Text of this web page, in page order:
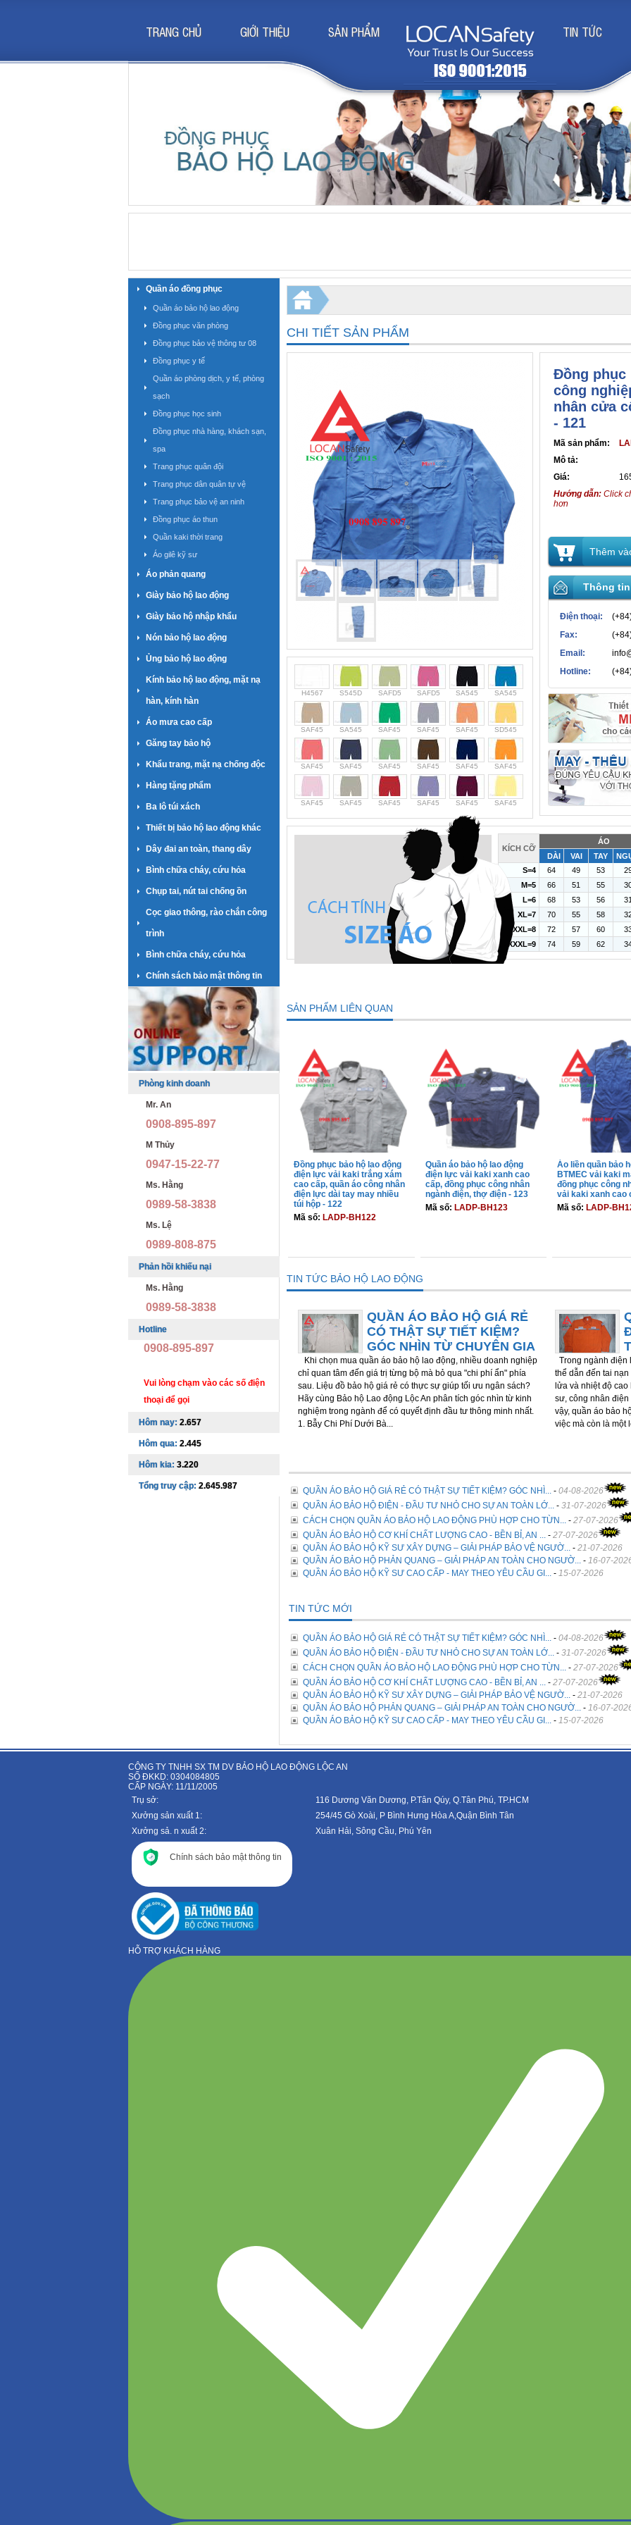
TRANG CHỦ GIỚI THIỆU SẢN PHẨM TIN TỨC
CHI TIẾT SẢN PHẨM
H4567 S545D SAFD5 SAFD5 SA545 SA545
SAF45 SA545 SAF45 SAF45 SAF45 SD545
SAF45 SAF45 SAF45 SAF45 SAF45 SAF45
SAF45 SAF45 SAF45 SAF45 SAF45 SAF45
Đồng phục
công
nhân cửa
- 121
Mã sản phẩm:
Mô tả:
Giá:
Hướng dẫn: Click
hơn
Thêm
Thông
Điện thoại:
Fax:
Email:
Hotline:
KÍCH CỠ
ÁO
DÀI
VAI TAY
S=4
64 49 53
M=5
66 51 55
L=6
68 53 56
XL=7
70 55 58
XXL=8
72 57 60
XXXL=9
74 59 62
SẢN PHẨM LIÊN QUAN
Đồng phục bảo hộ lao động
điện lực vải kaki trắng xám
cao cấp, quần áo công nhân
điện lực dài tay may nhiều
túi hộp - 122
Mã số: LADP-BH122
Quần áo bảo hộ lao động
điện lực vải kaki xanh cao
cấp, đồng phục công nhân
ngành điện, thợ điện - 123
Mã số: LADP-BH123
Áo liền quần bảo
BTMEC vải kaki
đồng phục công
vải kaki xanh cao
Mã số: LADP-
TIN TỨC BẢO HỘ LAO ĐỘNG
QUẦN ÁO BẢO HỘ GIÁ RẺ
CÓ THẬT SỰ TIẾT KIỆM?
GÓC NHÌN TỪ CHUYÊN GIA
Khi chọn mua quần áo bảo hộ lao động, nhiều doanh nghiệp
chỉ quan tâm đến giá trị từng bộ mà bỏ qua "chi phí ẩn" phía
sau. Liệu đồ bảo hộ giá rẻ có thực sự giúp tối ưu ngân sách?
Hãy cùng Bảo hộ Lao động Lộc An phân tích góc nhìn từ kinh
nghiệm trong ngành để có quyết định đầu tư thông minh nhất.
1. Bẫy Chi Phí Dưới Bà...
Trong ngành điện
thể dẫn đến tai
lửa và nhiệt độ
sư, công nhân
vậy, quần áo bảo
việc mà còn là một
QUẦN ÁO BẢO HỘ GIÁ RẺ CÓ THẬT SỰ TIẾT KIỆM? GÓC NHÌ... - 04-08-2026
QUẦN ÁO BẢO HỘ ĐIỆN - ĐẦU TƯ NHỎ CHO SỰ AN TOÀN LỚ... - 31-07-2026
CÁCH CHỌN QUẦN ÁO BẢO HỘ LAO ĐỘNG PHÙ HỢP CHO TỪN... - 27-07-2026
QUẦN ÁO BẢO HỘ CƠ KHÍ CHẤT LƯỢNG CAO - BỀN BỈ, AN ... - 27-07-2026
QUẦN ÁO BẢO HỘ KỸ SƯ XÂY DỰNG – GIẢI PHÁP BẢO VỆ NGƯỜ... - 21-07-2026
QUẦN ÁO BẢO HỘ PHẢN QUANG – GIẢI PHÁP AN TOÀN CHO NGƯỜ... - 16-07-
QUẦN ÁO BẢO HỘ KỸ SƯ CAO CẤP - MAY THEO YÊU CẦU GI... - 15-07-2026
TIN TỨC MỚI
QUẦN ÁO BẢO HỘ GIÁ RẺ CÓ THẬT SỰ TIẾT KIỆM? GÓC NHÌ... - 04-08-2026
QUẦN ÁO BẢO HỘ ĐIỆN - ĐẦU TƯ NHỎ CHO SỰ AN TOÀN LỚ... - 31-07-2026
CÁCH CHỌN QUẦN ÁO BẢO HỘ LAO ĐỘNG PHÙ HỢP CHO TỪN... - 27-07-2026
QUẦN ÁO BẢO HỘ CƠ KHÍ CHẤT LƯỢNG CAO - BỀN BỈ, AN ... - 27-07-2026
QUẦN ÁO BẢO HỘ KỸ SƯ XÂY DỰNG – GIẢI PHÁP BẢO VỆ NGƯỜ... - 21-07-2026
QUẦN ÁO BẢO HỘ PHẢN QUANG – GIẢI PHÁP AN TOÀN CHO NGƯỜ... - 16-07-
QUẦN ÁO BẢO HỘ KỸ SƯ CAO CẤP - MAY THEO YÊU CẦU GI... - 15-07-2026
Quần áo đồng phục
Quần áo bảo hộ lao động
Đồng phục văn phòng
Đồng phục bảo vệ thông tư 08
Đồng phục y tế
Quần áo phòng dịch, y tế, phòng
sạch
Đồng phục học sinh
Đồng phục nhà hàng, khách sạn,
spa
Trang phục quân đội
Trang phục dân quân tự vệ
Trang phục bảo vệ an ninh
Đồng phục áo thun
Quần kaki thời trang
Áo gilê kỹ sư
Áo phản quang
Giày bảo hộ lao động
Giày bảo hộ nhập khẩu
Nón bảo hộ lao động
Ủng bảo hộ lao động
Kính bảo hộ lao động, mặt nạ
hàn, kính hàn
Áo mưa cao cấp
Găng tay bảo hộ
Khẩu trang, mặt nạ chống độc
Hàng tặng phẩm
Ba lô túi xách
Thiết bị bảo hộ lao động khác
Dây đai an toàn, thang dây
Bình chữa cháy, cứu hỏa
Chụp tai, nút tai chống ồn
Cọc giao thông, rào chắn công
trình
Bình chữa cháy, cứu hỏa
Chính sách bảo mật thông tin
Phòng kinh doanh
Mr. An
0908-895-897
M Thủy
0947-15-22-77
Ms. Hằng
0989-58-3838
Ms. Lệ
0989-808-875
Phản hồi khiếu nại
Ms. Hằng
0989-58-3838
Hotline
0908-895-897
Vui lòng chạm vào các số điện
thoại để gọi
Hôm nay: 2.657
Hôm qua: 2.445
Hôm kia: 3.220
Tổng truy cập: 2.645.987
CÔNG TY TNHH SX TM DV BẢO HỘ LAO ĐỘNG LỘC AN
SỐ ĐKKD: 0304084805
CẤP NGÀY: 11/11/2005
Trụ sở:
116 Dương Văn Dương, P.Tân Qúy, Q.Tân Phú, TP.HCM
Xưởng sản xuất 1:
254/45 Gò Xoài, P Bình Hưng Hòa A,Quận Bình Tân
Xưởng sả. n xuất 2:
Xuân Hải, Sông Cầu, Phú Yên
Chính sách bảo mật thông tin
HỖ TRỢ KHÁCH HÀNG